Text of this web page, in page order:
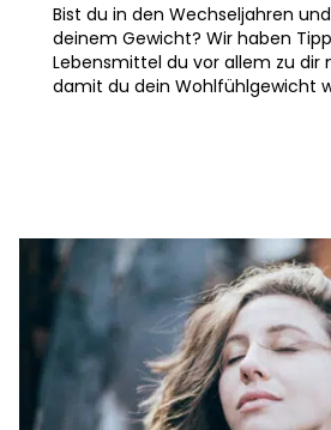
Bist du in den Wechseljahren
deinem Gewicht? Wir haben
Lebensmittel du vor allem zu dir
damit du dein Wohlfühlgewicht